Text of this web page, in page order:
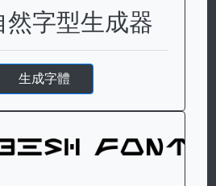
然字型生成器
生成字體